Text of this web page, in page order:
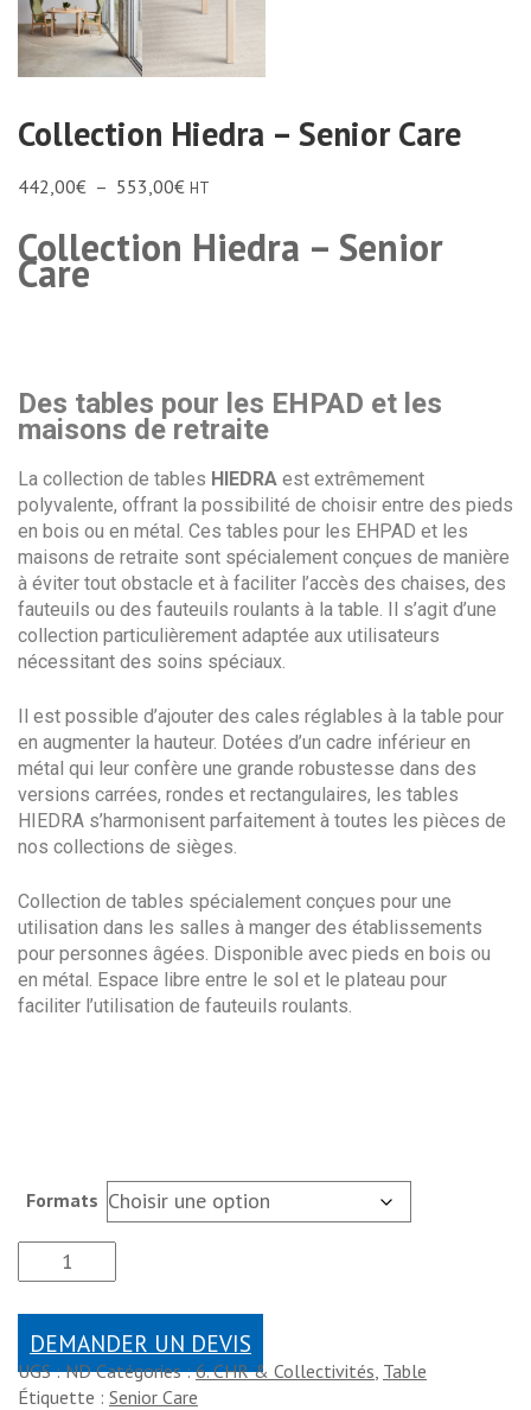
Collection Hiedra – Senior Care
442,00€ – 553,00€ HT
Collection Hiedra – Senior
Care
Des tables pour les EHPAD et les
maisons de retraite
La collection de tables HIEDRA est extrêmement
polyvalente, offrant la possibilité de choisir entre des pieds
en bois ou en métal. Ces tables pour les EHPAD et les
maisons de retraite sont spécialement conçues de manière
à éviter tout obstacle et à faciliter l’accès des chaises, des
fauteuils ou des fauteuils roulants à la table. Il s’agit d’une
collection particulièrement adaptée aux utilisateurs
nécessitant des soins spéciaux.
Il est possible d’ajouter des cales réglables à la table pour
en augmenter la hauteur. Dotées d’un cadre inférieur en
métal qui leur confère une grande robustesse dans des
versions carrées, rondes et rectangulaires, les tables
HIEDRA s’harmonisent parfaitement à toutes les pièces de
nos collections de sièges.
Collection de tables spécialement conçues pour une
utilisation dans les salles à manger des établissements
pour personnes âgées. Disponible avec pieds en bois ou
en métal. Espace libre entre le sol et le plateau pour
faciliter l’utilisation de fauteuils roulants.
Formats
DEMANDER UN DEVIS
UGS :ND Catégories :6. CHR & Collectivités Table
Étiquette : Senior Care